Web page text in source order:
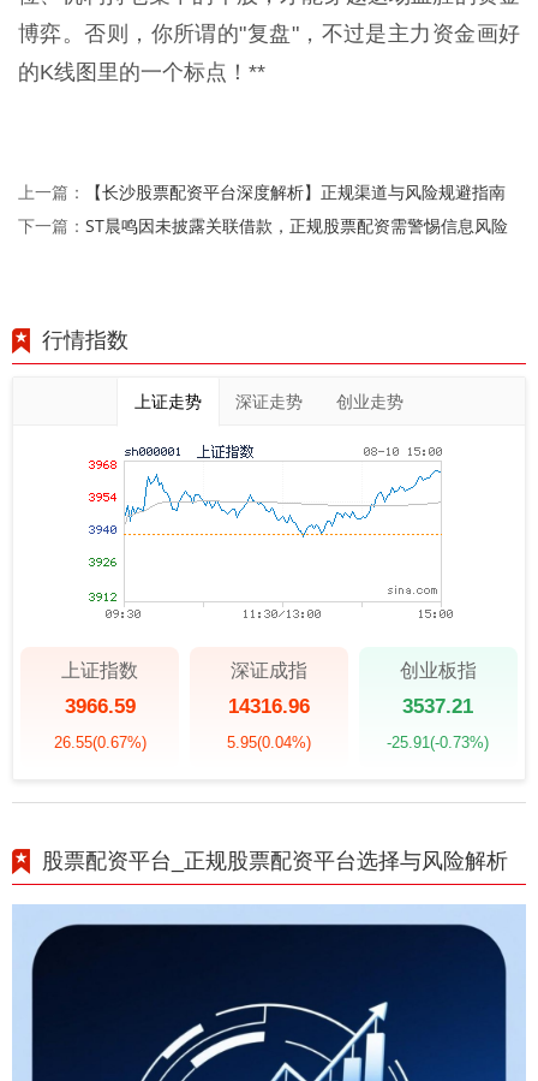
博弈。否则，你所谓的"复盘"，不过是主力资金画好
的K线图里的一个标点！**
上一篇： 【长沙股票配资平台深度解析】正规渠道与风险规避指南
下一篇： ST晨鸣因未披露关联借款，正规股票配资需警惕信息风险
行情指数
上证走势 深证走势 创业走势
上证指数
3966.59
26.55(0.67%)
深证成指
14316.96
5.95(0.04%)
创业板指
3537.21
-25.91(-0.73%)
股票配资平台_正规股票配资平台选择与风险解析